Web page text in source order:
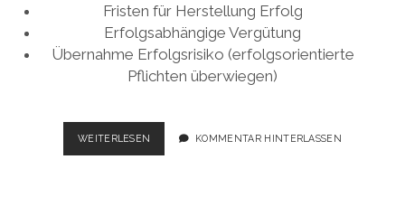
Fristen für Herstellung Erfolg
Erfolgsabhängige Vergütung
Übernahme Erfolgsrisiko (erfolgsorientierte
Pflichten überwiegen)
WEITERLESEN ABGRENZUNG
VERTRAGSFORMEN
KOMMENTAR HINTERLASSEN